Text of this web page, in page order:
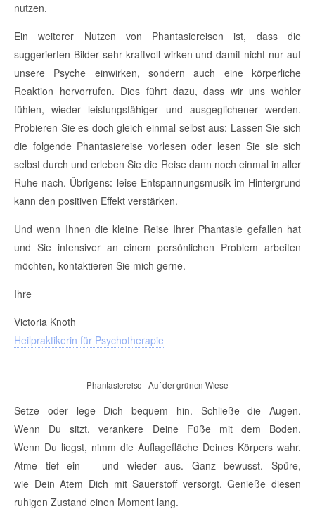
nutzen.
Ein weiterer Nutzen von Phantasiereisen ist, dass die
suggerierten Bilder sehr kraftvoll wirken und damit nicht nur auf
unsere Psyche einwirken, sondern auch eine körperliche
Reaktion hervorrufen. Dies führt dazu, dass wir uns wohler
fühlen, wieder leistungsfähiger und ausgeglichener werden.
Probieren Sie es doch gleich einmal selbst aus: Lassen Sie sich
die folgende Phantasiereise vorlesen oder lesen Sie sie sich
selbst durch und erleben Sie die Reise dann noch einmal in aller
Ruhe nach. Übrigens: leise Entspannungsmusik im Hintergrund
kann den positiven Effekt verstärken.
Und wenn Ihnen die kleine Reise Ihrer Phantasie gefallen hat
und Sie intensiver an einem persönlichen Problem arbeiten
möchten, kontaktieren Sie mich gerne.
Ihre
Victoria Knoth
Heilpraktikerin für Psychotherapie
Phantasiereise - Auf der grünen Wiese
Setze oder lege Dich bequem hin. Schließe die Augen.
Wenn Du sitzt, verankere Deine Füße mit dem Boden.
Wenn Du liegst, nimm die Auflagefläche Deines Körpers wahr.
Atme tief ein – und wieder aus. Ganz bewusst. Spüre,
wie Dein Atem Dich mit Sauerstoff versorgt. Genieße diesen
ruhigen Zustand einen Moment lang.